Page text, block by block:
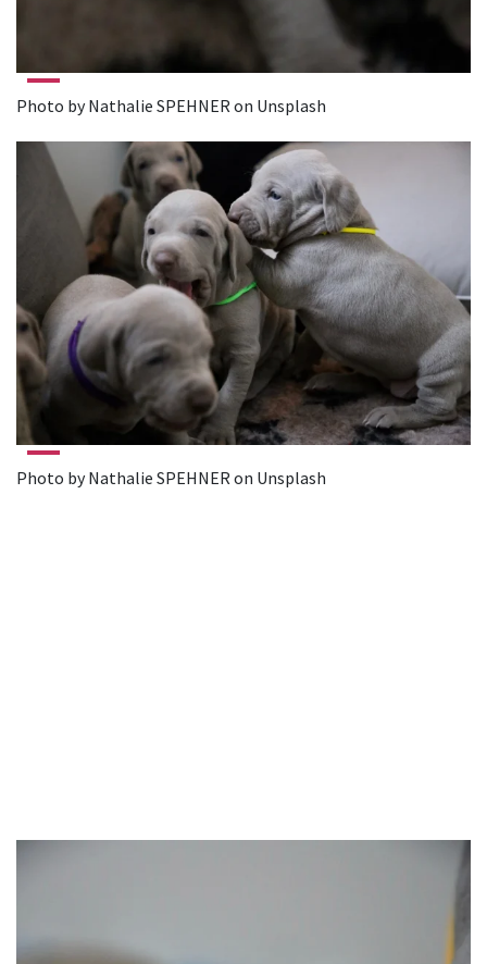
Photo by Nathalie SPEHNER on Unsplash
Photo by Nathalie SPEHNER on Unsplash